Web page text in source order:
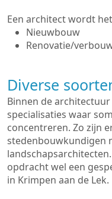
Een architect wordt
Nieuwbouw
Renovatie/
Diverse
Binnen de
specialisaties waar
concentreren. Zo zijn
stedenbouwkundigen
opdracht wel een
in Krimpen aan de Lek.